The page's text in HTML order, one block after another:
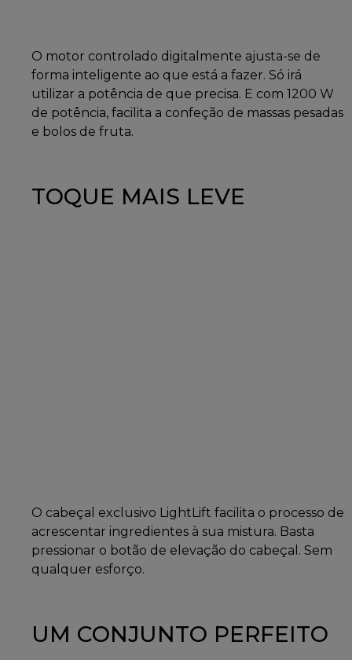
O motor controlado digitalmente ajusta-se de
forma inteligente ao que está a fazer. Só irá
utilizar a potência de que precisa. E com 1200 W
de potência, facilita a confeção de massas pesadas
e bolos de fruta.
TOQUE MAIS LEVE
O cabeçal exclusivo LightLift facilita o processo de
acrescentar ingredientes à sua mistura. Basta
pressionar o botão de elevação do cabeçal. Sem
qualquer esforço.
UM CONJUNTO PERFEITO